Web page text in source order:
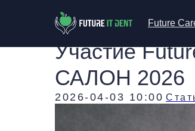
Future
Участие
САЛОН 2026
2026-04-03 10:00